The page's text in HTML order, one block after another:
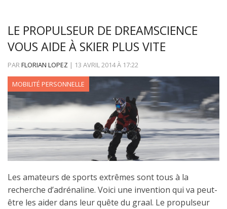
LE PROPULSEUR DE DREAMSCIENCE
VOUS AIDE À SKIER PLUS VITE
PARFLORIAN LOPEZ | 13 AVRIL 2014À 17:22
MOBILITÉ PERSONNELLE
Les amateurs de sports extrêmes sont tous à la
recherche d’adrénaline. Voici une invention qui va peut-
être les aider dans leur quête du graal. Le propulseur